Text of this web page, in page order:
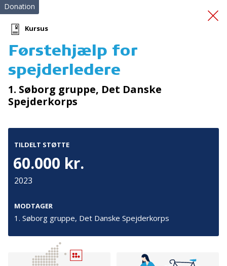
El-tandemcykel
Donation
Kursus
Førstehjælp for
spejderledere
1. Søborg gruppe, Det Danske
Spejderkorps
TILDELT STØTTE
60.000 kr.
2023
MODTAGER
1. Søborg gruppe, Det Danske Spejderkorps
Tilmeld nyhedsbrev
aktiviteter direkte i din indbakke.
Tilmeld
Kontakt Adresse